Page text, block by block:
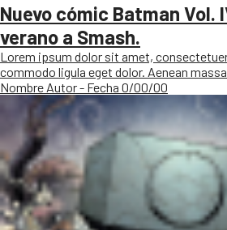
Nuevo cómic Batman Vol.
verano a Smash.
Lorem ipsum dolor sit amet,
commodo ligula eget dolor. Aenean
Nombre Autor - Fecha 0/00/00